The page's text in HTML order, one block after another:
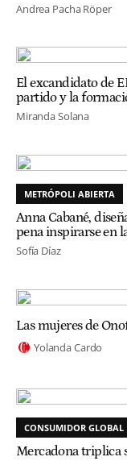
Andrea Pacha Röper
El excandidato de
partido y la
Miranda Solana
METRÓPOLI ABIERTA
Anna Cabané,
pena inspirarse en
Sofía Díaz
Las mujeres de
Yolanda Cardo
CONSUMIDOR GLOBAL
Mercadona triplica